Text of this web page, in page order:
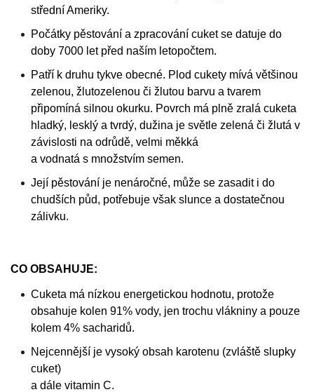
střední Ameriky.
Počátky pěstování a zpracování cuket se datuje do
doby 7000 let před naším letopočtem.
Patří k druhu tykve obecné. Plod cukety mívá většinou
zelenou, žlutozelenou či žlutou barvu a tvarem
připomíná silnou okurku. Povrch má plně zralá cuketa
hladký, lesklý a tvrdý, dužina je světle zelená či žlutá v
závislosti na odrůdě, velmi měkká
a vodnatá s množstvím semen.
Její pěstování je nenáročné, může se zasadit i do
chudších půd, potřebuje však slunce a dostatečnou
zálivku.
CO OBSAHUJE:
Cuketa má nízkou energetickou hodnotu, protože
obsahuje kolen 91% vody, jen trochu vlákniny a pouze
kolem 4% sacharidů.
Nejcennější je vysoký obsah karotenu (zvláště slupky
cuket)
a dále vitamin C.